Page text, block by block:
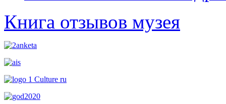
Книга отзывов музея